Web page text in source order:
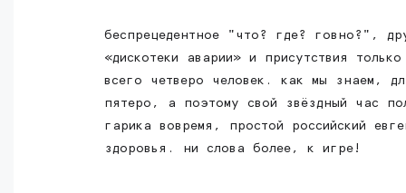
беспрецедентное "что? где? говно?",
«дискотеки аварии» и присутствия
всего четверо человек. как мы знаем,
пятеро, а поэтому свой звёздный час
гарика вовремя, простой российский
здоровья. ни слова более, к игре!